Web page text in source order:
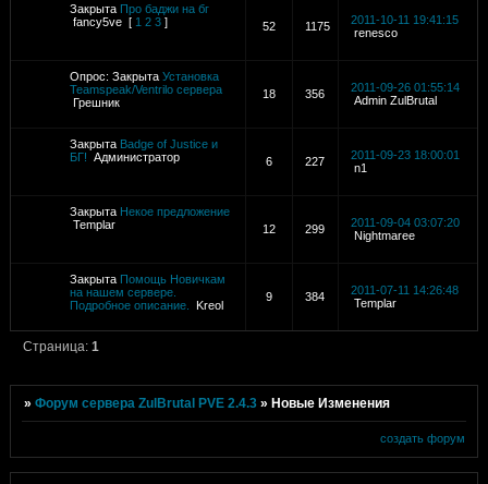
Закрыта Про баджи на бг
fancy5ve [ 1 2 3 ] 52 1175
2011-10-11 19:41:15
renesco
Опрос: Закрыта Установка
Teamspeak/Ventrilo сервера
Грешник
18 356
2011-09-26 01:55:14
Admin ZulBrutal
Закрыта Badge of Justice и
БГ! Администратор 6 227
2011-09-23 18:00:01
n1
Закрыта Некое предложение
Templar
12 299
2011-09-04 03:07:20
Nightmaree
Закрыта Помощь Новичкам
на нашем сервере.
Подробное описание.
Kreol
9 384
2011-07-11 14:26:48
Templar
Страница:1
»Форум сервера ZulBrutal PVE 2.4.3 » Новые Изменения
создать форум